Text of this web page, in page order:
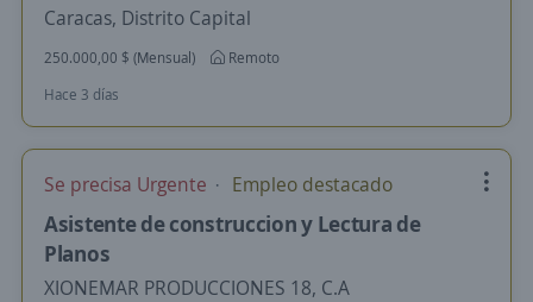
Caracas, Distrito Capital
250.000,00 $ (Mensual)
Remoto
Hace 3 días
Se precisa Urgente Empleo destacado
Asistente de construccion y Lectura de
Planos
XIONEMAR PRODUCCIONES 18, C.A